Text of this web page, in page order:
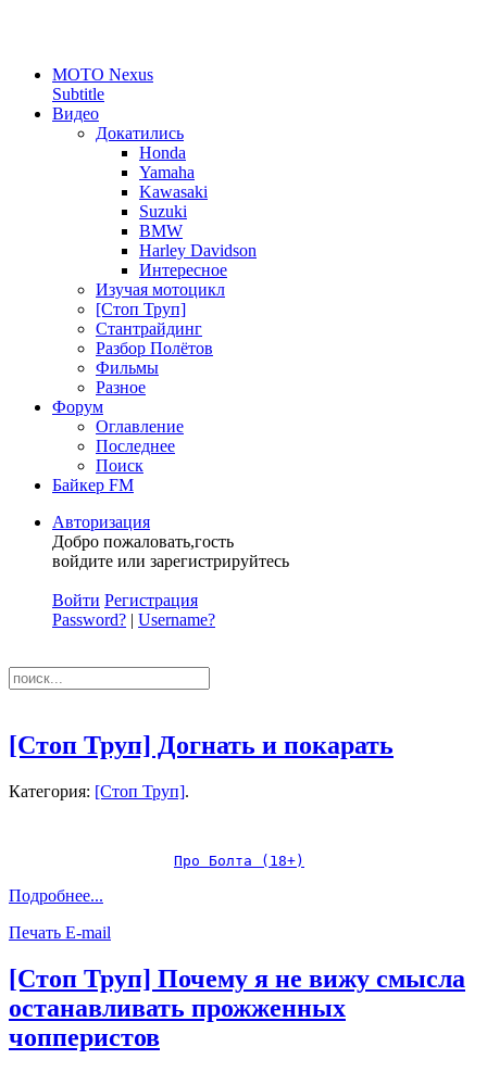
MOTO Nexus
Subtitle
Видео
Докатились
Honda
Yamaha
Kawasaki
Suzuki
BMW
Harley Davidson
Интересное
Изучая мотоцикл
[Стоп Труп]
Стантрайдинг
Разбор Полётов
Фильмы
Разное
Форум
Оглавление
Последнее
Поиск
Байкер FM
Авторизация
Добро пожаловать,гость
войдите или зарегистрируйтесь
Войти Регистрация
Password? | Username?
[Стоп Труп] Догнать и покарать
Категория: [Стоп Труп].
Про Болта (18+)
Подробнее...
Печать E-mail
[Стоп Труп] Почему я не вижу смысла
останавливать прожженных
чопперистов